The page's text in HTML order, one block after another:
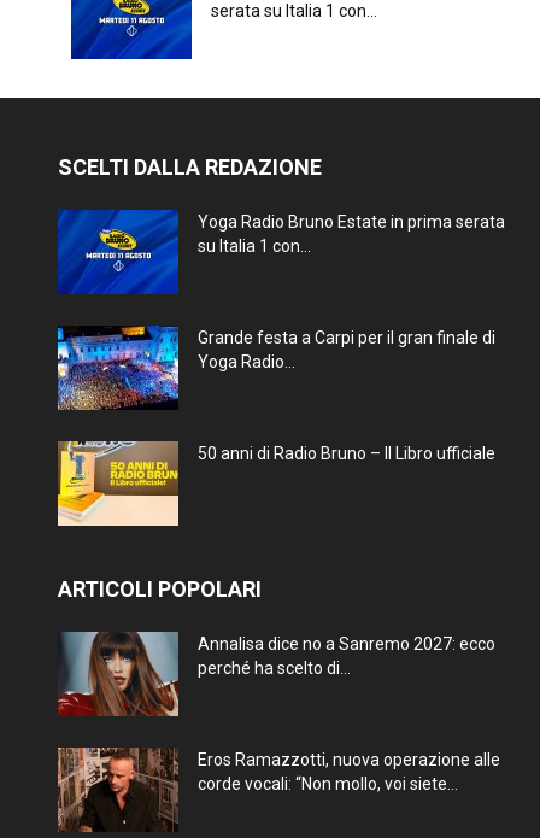
serata su Italia 1 con...
SCELTI DALLA REDAZIONE
Yoga Radio Bruno Estate in prima serata
su Italia 1 con...
Grande festa a Carpi per il gran finale di
Yoga Radio...
50 anni di Radio Bruno – Il Libro ufficiale
ARTICOLI POPOLARI
Annalisa dice no a Sanremo 2027: ecco
perché ha scelto di...
Eros Ramazzotti, nuova operazione alle
corde vocali: “Non mollo, voi siete...